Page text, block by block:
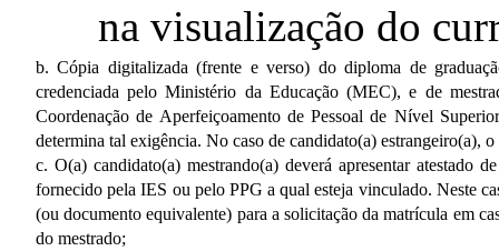
na visualização do
b. Cópia digitalizada (frente e verso) do diploma de
credenciada pelo Ministério da Educação (MEC), e de
Coordenação de Aperfeiçoamento de Pessoal de Nível
determina tal exigência. No caso de candidato(a) estrangeiro(a),
c. O(a) candidato(a) mestrando(a) deverá apresentar atestado
fornecido pela IES ou pelo PPG a qual esteja vinculado. Neste
(ou documento equivalente) para a solicitação da matrícula em
do mestrado;